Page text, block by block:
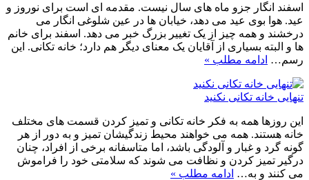
اسفند انگار جزو ماه های سال نیست. مقدمه ای است برای نوروز و
عید. هوا بوی عید می دهد، خیابان ها در عین شلوغی انگار می
درخشند و همه چیز از یک تغییر بزرگ خبر می دهد. اسفند برای خانم
ها و البته بسیاری از آقایان یک معنای دیگر هم دارد؛ خانه تکانی. این
رسم… ادامه مطلب »
تنهایی‌ خانه تکانی نکنید
این روزها همه به فکر خانه تکانی و تمیز کردن قسمت های مختلف
خانه هستند. همه می خواهند محیط زندگیشان تمیز و به دور از هر
گونه گرد و غبار و آلودگی باشد، اما متاسفانه برخی از افراد، چنان
درگیر تمیز کردن و نظافت می شوند که سلامتی خود را فراموش
می کنند و به… ادامه مطلب »